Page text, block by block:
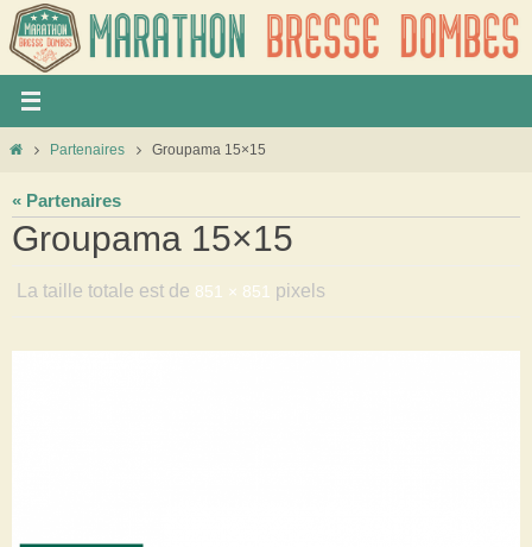
Partenaires Groupama 15×15
« Partenaires
Groupama 15×15
La taille totale est de 851 × 851 pixels
Panneau de gestion des cookies